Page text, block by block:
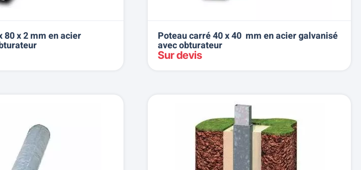
80 x 2 mm en acier Poteau carré 40 x 40 mm en acier galvanisé
avec obturateur
Sur devis